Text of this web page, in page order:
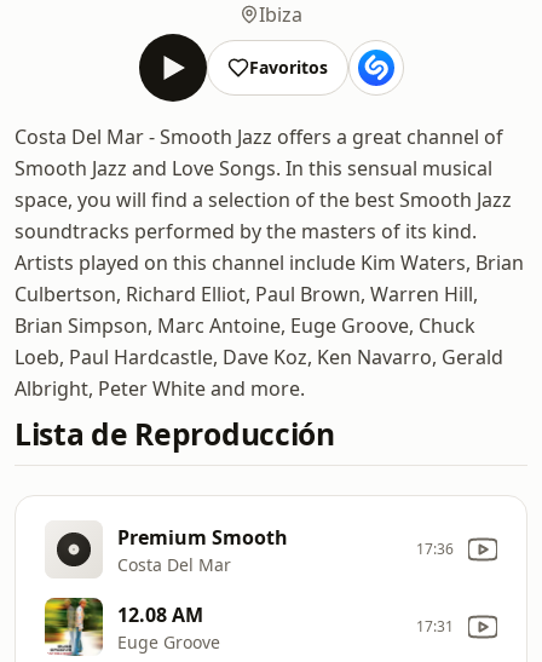
Ibiza
Favoritos
Costa Del Mar - Smooth Jazz offers a great channel of
Smooth Jazz and Love Songs. In this sensual musical
space, you will find a selection of the best Smooth Jazz
soundtracks performed by the masters of its kind.
Artists played on this channel include Kim Waters, Brian
Culbertson, Richard Elliot, Paul Brown, Warren Hill,
Brian Simpson, Marc Antoine, Euge Groove, Chuck
Loeb, Paul Hardcastle, Dave Koz, Ken Navarro, Gerald
Albright, Peter White and more.
Lista de Reproducción
Premium Smooth
Costa Del Mar
17:36
12.08 AM
Euge Groove
17:31